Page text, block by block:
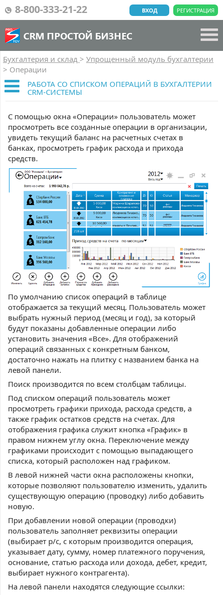
8-800-333-21-22 РЕГИСТРАЦИЯ
ВХОД
CRM ПРОСТОЙ БИЗНЕС
Бухгалтерия и склад > Упрощенный модуль бухгалтерии
> Операции
РАБОТА СО СПИСКОМ ОПЕРАЦИЙ В БУХГАЛТЕРИИ
CRM-СИСТЕМЫ
С помощью окна «Операции» пользователь может
просмотреть все созданные операции в организации,
увидеть текущий баланс на расчетных счетах в
банках, просмотреть график расхода и прихода
средств.
По умолчанию список операций в таблице
отображается за текущий месяц. Пользователь может
выбрать нужный период (месяц и год), за который
будут показаны добавленные операции либо
установить значения «Все». Для отображений
операций связанных с конкретным банком,
достаточно нажать на плитку с названием банка на
левой панели.
Поиск производится по всем столбцам таблицы.
Под списком операций пользователь может
просмотреть графики прихода, расхода средств, а
также график остатков средств на счетах. Для
отображения графика служит кнопка «График» в
правом нижнем углу окна. Переключение между
графиками происходит с помощью выпадающего
списка, который расположен над графиком.
В левой нижней части окна расположены кнопки,
которые позволяют пользователю изменить, удалить
существующую операцию (проводку) либо добавить
новую.
При добавлении новой операции (проводки)
пользователь заполняет реквизиты операции
(выбирает р/с, с которым производится операция,
указывает дату, сумму, номер платежного поручения,
основание, статью расхода или дохода, дебет, кредит,
выбирает нужного контрагента).
На левой панели находятся следующие ссылки: